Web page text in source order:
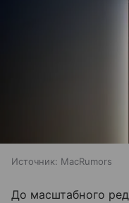
Источник: MacRumors
До масштабного